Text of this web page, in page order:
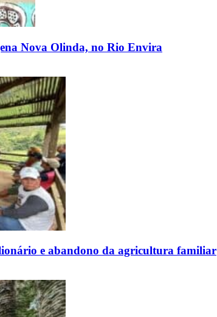
Nova Olinda, no Rio Envira
e abandono da agricultura familiar